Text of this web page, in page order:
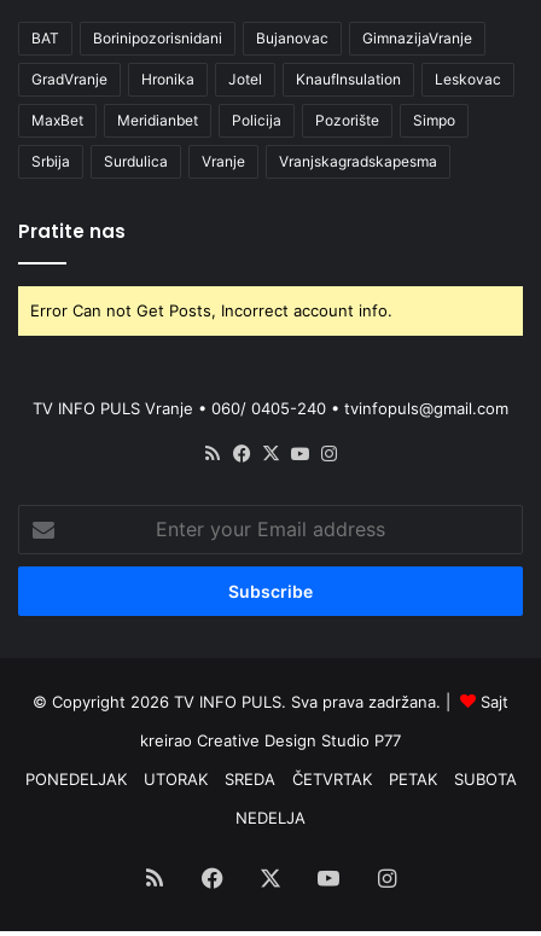
BAT Borinipozorisnidani Bujanovac GimnazijaVranje
GradVranje Hronika Jotel KnaufInsulation Leskovac
MaxBet Meridianbet Policija Pozorište Simpo
Srbija Surdulica Vranje Vranjskagradskapesma
Pratite nas
Error Can not Get Posts, Incorrect account info.
TV INFO PULS Vranje • 060/ 0405-240 • tvinfopuls@gmail.com
RSS Facebook
X YouTube
your
Email
© Copyright 2026 TV INFO PULS. Sva prava zadržana. |
Sajt
kreirao Creative Design Studio P77
PONEDELJAK
UTORAK SREDA ČETVRTAK PETAK
SUBOTA
NEDELJA
RSS Facebook YouTubeInstagram